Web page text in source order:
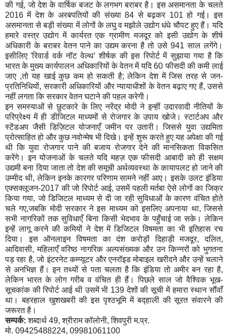
की गई,जो देश के वार्षिक बजट के लगभग बराबर है। इस असमानता के चलते
2016 में देश के अरबपतियों की संख्या 84 से बढ़कर 101 हो गई। इस
असमानता से बड़ी संख्या में लोगों के लघु व मझोले उद्योग धंधे चौपट हुए हैं। यदि
हमारे वस्त्र उद्योग में कार्यरत एक ग्रामीण मजदूर को इसी उद्योग के शीर्ष
अधिकारी के बराबर वेतन पाने का उद्यम करना है तो उसे 941 साल लगेंगे।
इसीलिए'रिवार्ड वर्क नॉट वेल्थ’शीर्षक की इस रिपोर्ट में सुझाया गया है कि
भारत के मुख्य कार्यपालन अधिकारियों के वेतन में यदि 60 फीसदी की कमी लाई
जाए ,तो यह खाई कुछ कम हो सकती है;लेकिन देश में जिस तरह से जन-
प्रतिनिधियों,सरकारी अधिकारियों और न्यायाधीशों के वेतन बढ़ाए गए हैं,उससे
नहीं लगता कि सरकार वेतन घटाने की पहल करेगी।
इन समस्याओं से छुटकारे के लिए नरेंद्र मोदी ने इन्हीं उदारवादी नीतियों के
परिप्रेक्ष्य में ही डीजिटल माध्यमों से रोजगार के उपाय खोजे। स्टार्टअप और
स्टेंडअप जैसी डिज़िटल योजनाएँ जमीन पर उतारी। जिससे युवा उद्यमिता
प्रोत्साहित हो और कुछ नवोन्मेष भी दिखे। इन्हें शुरू करते हुए यह अपेक्षा की गई
थी कि युवा रोजगार पाने की बजाय रोजगार देने की मानसिकता विकसित
करेंगे। इन योजनाओं के चलते यदि महज़ एक फीसदी आबादी को ही सक्षम
उद्यमी बना दिया जाता तो देश की समूची अर्थव्यवस्था के कायापलट हो जाने की
उम्मीद थी,लेकिन इनके कारगर परिणाम सामने नहीं आए। इसके उलट इंडिया
एक्सक्लूजन-2017 की जो रिपोर्ट आई,उसमें पहली मर्तबा ऐसे लोगों का जिक्र
किया गया,जो डिजिटल माध्यम से दी जा रही सुविधाओं के कारण वंचित होते
चले गए,जबकि मोदी सरकार ने इस माध्यम को इसलिए अपनाया था,जिससे
सभी नागरिकों तक सुविधाएँ बिना किसी भेदभाव के पहुँचाई जा सके। लेकिन
इन्हें लागू करने की कमियों ने देश में डिजिटल विषमता का भी इतिहास रच
दिया। इस ऑनलाइन विषमता का दंश करोड़ों दिहाड़ी मजदूर,दलित,
आदिवासी,महिलाएँ वरिष्ठ नागरिक अल्पसंख्यक और उन किन्नरों को भुगतना
पड़ रहा है,जो इंटरनेट कम्प्यूटर और एनरॉइड मोबाइल खरीदने और उन्हें चलाने
से अनभिज्ञ हैं। इन तथ्यों से पता चलता है कि इंडिया तो अमीर बन रहा है,
लेकिन भारत के लोग गरीब व वंचित ही हैं। पिछले साल जो वैश्विक भूख-
सूचकांक की रिपोर्ट आई थी उसमें भी 139 देशों की सूची में हमारा स्थान सौंवाँ
था। बहरहाल खुशखबरी की इस पृश्ठभूमि में बद्हाली की सूरत संवारने की
जरूरत है।
सम्पर्क: शब्दार्थ 49, श्रीराम कॉलोनी,शिवपुरी म.प्र.
मो. 09425488224, 09981061100